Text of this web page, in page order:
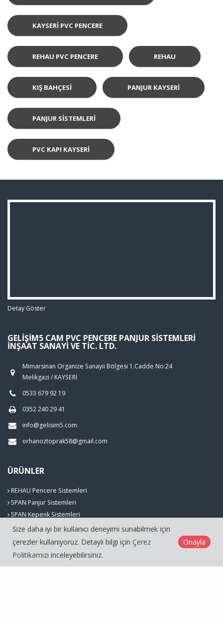
KAYSERI PVC PENCERE
REHAU PVC PENCERE REHAU
KIŞ BAHÇESI PANJUR KAYSERI
PANJUR SISTEMLERI
PVC KAPI KAYSERI
Detay Göster
GELIŞIM5 CAM PVC PENCERE PANJUR SISTEMLERI
İNŞAAT SANAYI VE TIC. LTD.
Mimarsinan Organize Sanayii Bölgesi 1.Cadde No:24
Melikgazi / KAYSERİ
0533 679 92 19
0352 240 29 41
info@gelisim5.com
orhanoztoprak58@gmail.com
ÜRÜNLER
REHAU Pencere Sistemleri
5PAN Panjur Sistemleri
5PAN Kepenk Sistemleri
Size daha iyi bir kullanıcı deneyimi sunabilmek için
çerezler kullanıyoruz. Detaylı bilgi için Çerez
Politikamızı inceleyebilirsiniz.
Onayla